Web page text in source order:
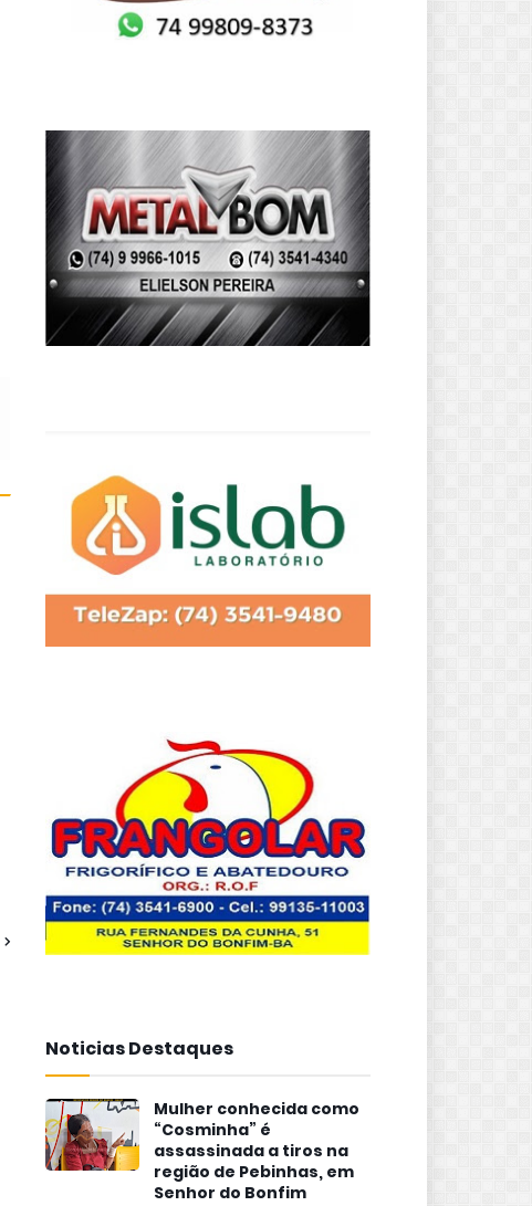
Noticias Destaques
Mulher conhecida como
“Cosminha” é
assassinada a tiros na
região de Pebinhas, em
Senhor do Bonfim